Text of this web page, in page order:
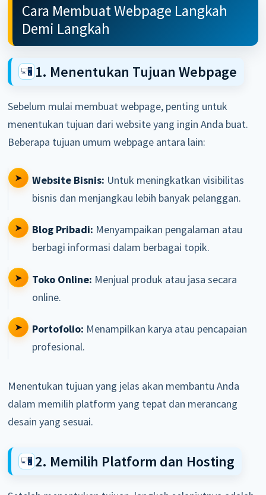
Cara Membuat Webpage Langkah
Demi Langkah
1. Menentukan Tujuan Webpage
Sebelum mulai membuat webpage, penting untuk
menentukan tujuan dari website yang ingin Anda buat.
Beberapa tujuan umum webpage antara lain:
Website Bisnis: Untuk meningkatkan visibilitas
bisnis dan menjangkau lebih banyak pelanggan.
Blog Pribadi: Menyampaikan pengalaman atau
berbagi informasi dalam berbagai topik.
Toko Online: Menjual produk atau jasa secara
online.
Portofolio: Menampilkan karya atau pencapaian
profesional.
Menentukan tujuan yang jelas akan membantu Anda
dalam memilih platform yang tepat dan merancang
desain yang sesuai.
2. Memilih Platform dan Hosting